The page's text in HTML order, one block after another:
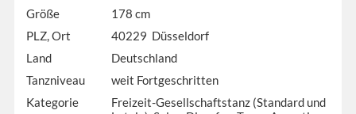
Größe
178 cm
PLZ, Ort
40229 Düsseldorf
Land
Deutschland
Tanzniveau
weit Fortgeschritten
Kategorie
Freizeit-Gesellschaftstanz (Standard und